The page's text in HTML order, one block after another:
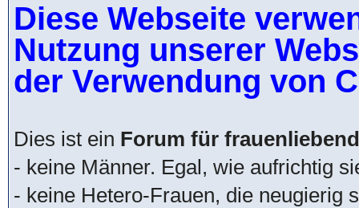
Diese Webseite
Nutzung unserer
der Verwendung von
Dies ist ein Forum für
- keine Männer. Egal, wie aufrichtig
- keine Hetero-Frauen, die neugierig